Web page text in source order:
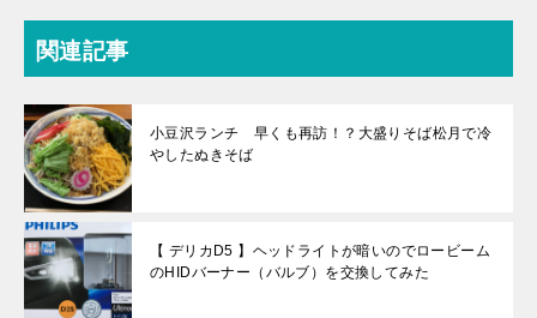
関連記事
小豆沢ランチ 早くも再訪！？大盛りそば松月で冷
やしたぬきそば
【 デリカD5 】ヘッドライトが暗いのでロービーム
のHIDバーナー（バルブ）を交換してみた